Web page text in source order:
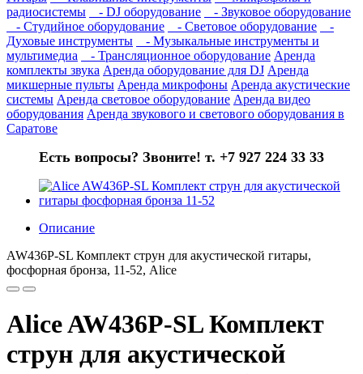
радиосистемы
- DJ оборудование
- Звуковое оборудование
- Студийное оборудование
- Световое оборудование
-
Духовые инструменты
- Музыкальные инструменты и
мультимедиа
- Трансляционное оборудование Аренда
комплекты звука Аренда оборудование для DJ Аренда
микшерные пульты Аренда микрофоны Аренда акустические
системы Аренда световое оборудование Аренда видео
оборудования Аренда звукового и светового оборудования в
Саратове
Есть вопросы? Звоните! т. +7 927 224 33 33
Описание
AW436P-SL Комплект струн для акустической гитары,
фосфорная бронза, 11-52, Alice
Alice AW436P-SL Комплект
струн для акустической